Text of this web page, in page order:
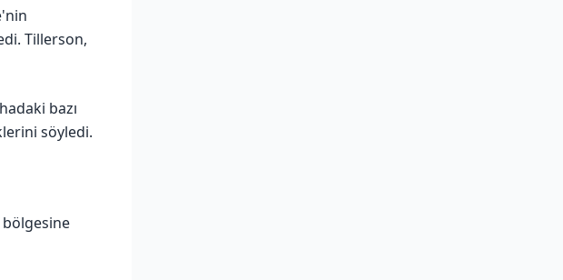
Tillerson,
bazı
söyledi.
bölgesine